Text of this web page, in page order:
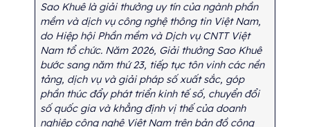
Sao Khuê là giải thưởng uy tín của ngành phần
mềm và dịch vụ công nghệ thông tin Việt Nam,
do Hiệp hội Phần mềm và Dịch vụ CNTT Việt
Nam tổ chức. Năm 2026, Giải thưởng Sao Khuê
bước sang năm thứ 23, tiếp tục tôn vinh các nền
tảng, dịch vụ và giải pháp số xuất sắc, góp
phần thúc đẩy phát triển kinh tế số, chuyển đổi
số quốc gia và khẳng định vị thế của doanh
nghiệp công nghệ Việt Nam trên bản đồ công